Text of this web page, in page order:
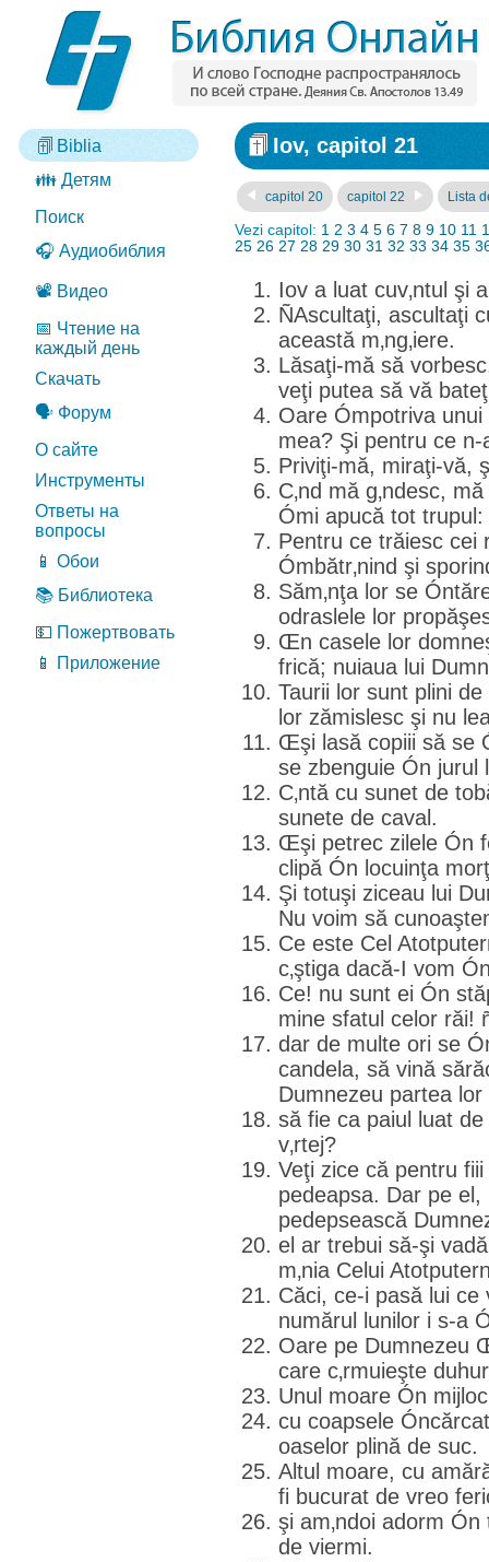
Biblia
👪 Детям
Поиск
🎧 Аудиобиблия
📽️ Видео
📅 Чтение на
каждый день
Скачать
🗣️ Форум
О сайте
Инструменты
Ответы на
вопросы
📱 Обои
📚 Библиотека
💵 Пожертвовать
📱 Приложение
Iov, capitol 21
capitol 20 capitol 22 Lista
Vezi capitol: 1 2 3 4 5 6 7 8 9 10 11
25 26 27 28 29 30 31 32 33 34 35
Iov a luat cuv‚ntul şi
ÑAscultaţi, ascultaţi
această m‚ng‚iere.
Lăsaţi-mă să
veţi putea să vă
Oare Ómpotriva unui
mea? Şi pentru ce
Priviţi-mă, miraţi-vă,
C‚nd mă g‚ndesc,
Ómi apucă tot trupul:
Pentru ce trăiesc cei
Ómbătr‚nind şi
Săm‚nţa lor se
odraslele lor
Œn casele lor
frică; nuiaua lui
Taurii lor sunt plini
lor zămislesc şi nu
Œşi lasă copiii să se
se zbenguie Ón jurul
C‚ntă cu sunet de
sunete de caval.
Œşi petrec zilele Ón
clipă Ón locuinţa
Şi totuşi ziceau lui
Nu voim să
Ce este Cel
c‚ştiga dacă-I vom
Ce! nu sunt ei Ón
mine sfatul celor răi!
dar de multe ori se
candela, să vină
Dumnezeu partea lor
să fie ca paiul luat
v‚rtej?
Veţi zice că pentru
pedeapsa. Dar pe
pedepsească
el ar trebui să-şi
m‚nia Celui
Căci, ce-i pasă lui ce
numărul lunilor i s-a
Oare pe Dumnezeu
care c‚rmuieşte
Unul moare Ón
cu coapsele
oaselor plină de suc.
Altul moare, cu
fi bucurat de vreo
şi am‚ndoi adorm Ón
de viermi.